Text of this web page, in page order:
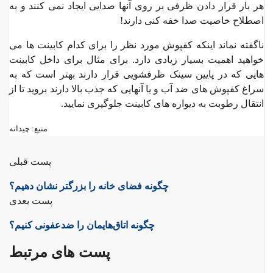
هر بار قرار دادن ظرفی بر روی آنها صدایی ایجاد نمی کنند و به
اصطلاح خاصیت صدا خفه کنی دارند!
ناگفته نماند اینکه کفپوش مورد نظر را برای کدام کابینت ها می
خواهید اهمیت بسیار زیادی دارد. برای مثال برای داخل کابینت
هایی که در پایین سینک ظرفشویی قرار دارند بهتر است که به
سراغ کفپوش های ضد آب و یا آنهایی که جذب بالا دارند بروید تا از
انتقال رطوبت به دیواره های کابینت جلوگیری نمایید.
منبع: چیدانه
پست قبلی
چگونه فضای خانه را بزرگتر نشان دهیم؟
پست بعدی
چگونه اتاق‌هایمان را ضدعفونی کنیم؟
پست های مرتبط